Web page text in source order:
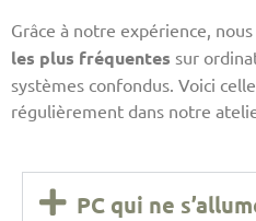
Grâce à notre expérience,
les plus fréquentes sur
systèmes confondus. Voici
régulièrement dans notre
PC qui ne